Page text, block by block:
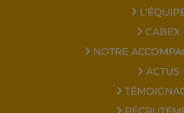
CABEX
NOTRE
ACTUS